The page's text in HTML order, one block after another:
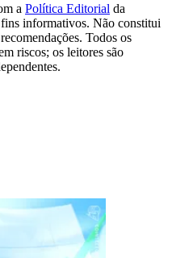
a Política Editorial da
informativos. Não constitui
Todos os
riscos; os leitores são